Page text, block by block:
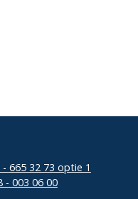
- 665 32 73 optie 1
- 003 06 00